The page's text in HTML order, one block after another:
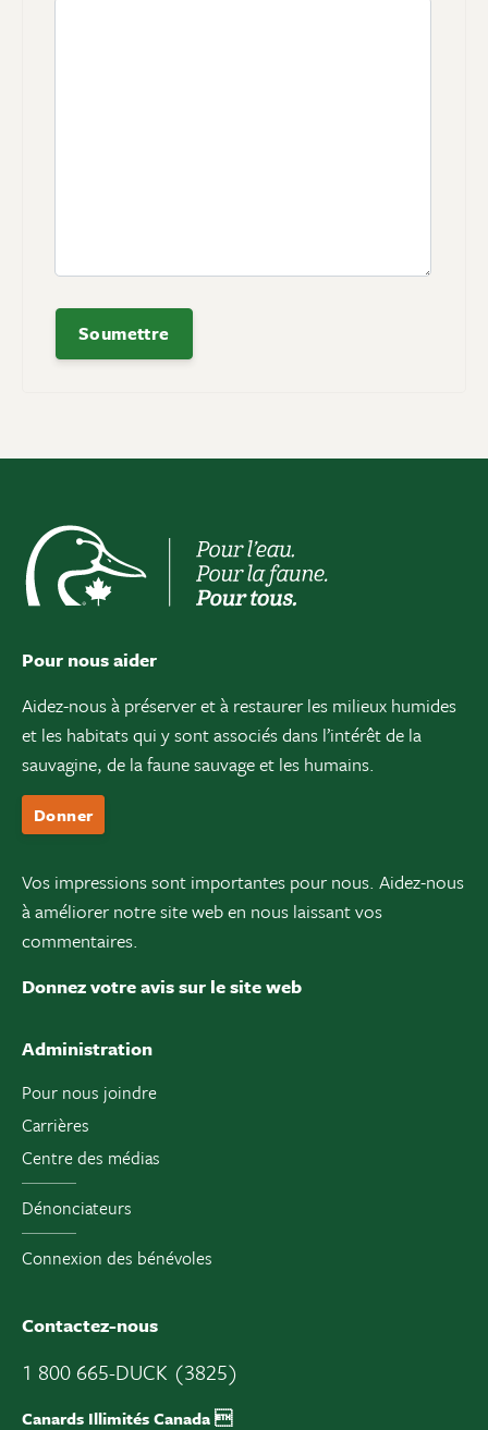
Pour nous aider
Aidez-nous à préserver et à restaurer les milieux humides
et les habitats qui y sont associés dans l’intérêt de la
sauvagine, de la faune sauvage et les humains.
Donner
Vos impressions sont importantes pour nous. Aidez-nous
à améliorer notre site web en nous laissant vos
commentaires.
Donnez votre avis sur le site web
Administration
Pour nous joindre
Carrières
Centre des médias
Dénonciateurs
Connexion des bénévoles
Contactez-nous
1 800 665-DUCK (3825)
Canards Illimités Canada 